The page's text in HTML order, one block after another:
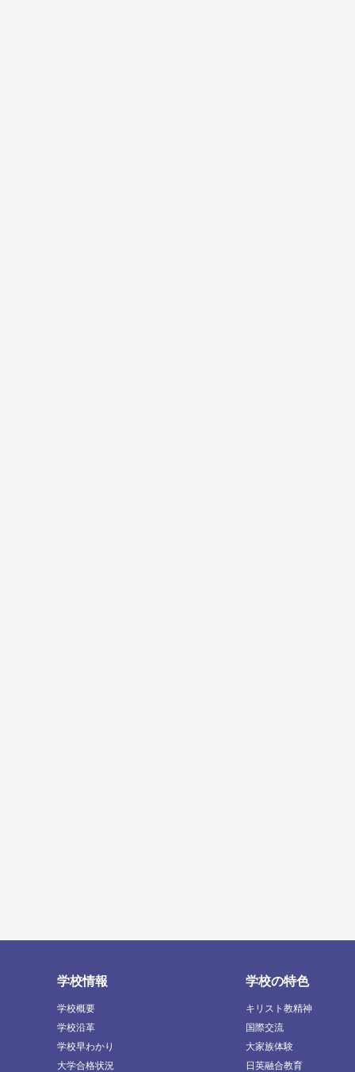
学校情報
学校概要
学校沿革
学校早わかり
大学合格状況
学校の特色
キリスト教精神
国際交流
大家族体験
日英融合教育